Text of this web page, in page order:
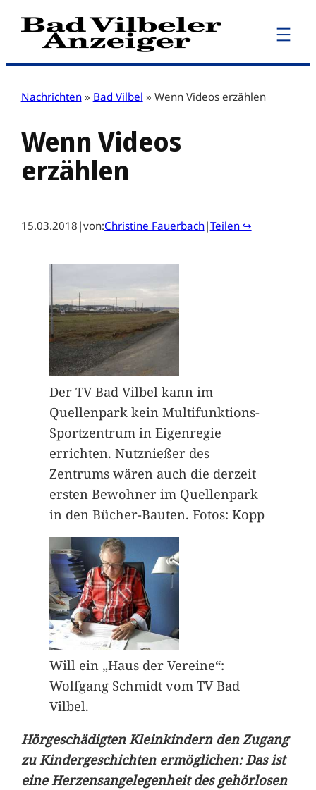
Zum
Inhalt
Nachrichten » Bad Vilbel » Wenn Videos erzählen
Wenn Videos
erzählen
15.03.2018 |von:Christine Fauerbach|Teilen ↪
Der TV Bad Vilbel kann im
Quellenpark kein Multifunktions-
Sportzentrum in Eigenregie
errichten. Nutznießer des
Zentrums wären auch die derzeit
ersten Bewohner im Quellenpark
in den Bücher-Bauten. Fotos: Kopp
Will ein „Haus der Vereine“:
Wolfgang Schmidt vom TV Bad
Vilbel.
Hörgeschädigten Kleinkindern den Zugang
zu Kindergeschichten ermöglichen: Das ist
eine Herzensangelegenheit des gehörlosen